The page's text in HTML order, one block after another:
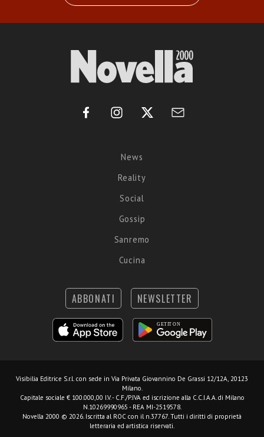
News
Reality
Social
Gossip
Sanremo
Cucina
ABBONATI NEWSLETTER
Visibilia Editrice S.r.l. con sede in Via Privata Giovannino De Grassi 12/12A, 20123
Milano.
Capitale sociale € 100.000,00 I.V. - C.F./P.IVA ed iscrizione alla C.C.I.A.A. di Milano
N.10269990965 - REA MI-2519578.
Novella 2000 © 2026. Iscritta al ROC con il n.37767. Tutti i diritti di proprietà
letteraria ed artistica riservati.